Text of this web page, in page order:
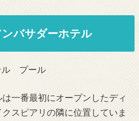
バサダーホテル
一番最初にオープンしたディ
スピアリの隣に位置していま